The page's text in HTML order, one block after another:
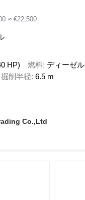
≈ €22,500
HP) 燃料 ディーゼル
掘削半径 6.5 m
Co.,Ltd